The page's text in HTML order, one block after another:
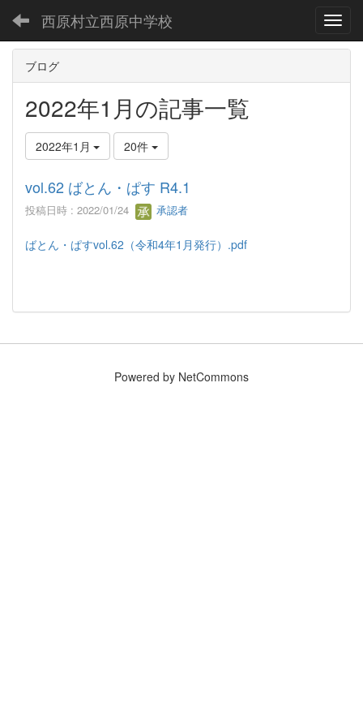
西原村立西原中学校
ブログ
2022年1月の記事一覧
2022年1月 20件
vol.62 ばとん・ぱす R4.1
投稿日時 : 2022/01/24 承認者
ばとん・ぱすvol.62（令和4年1月発行）.pdf
Powered by NetCommons